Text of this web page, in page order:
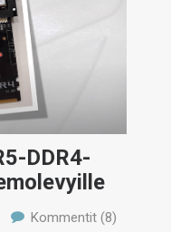
DDR4-
Kommentit (8)